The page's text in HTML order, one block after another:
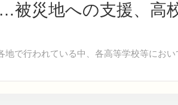
被災地への支援、高
で行われている中、各高等学校等にお